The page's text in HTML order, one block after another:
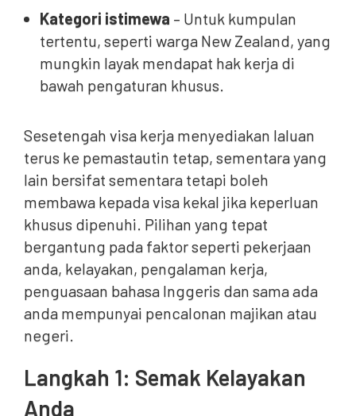
Kategori istimewa – Untuk kumpulan
tertentu, seperti warga New Zealand, yang
mungkin layak mendapat hak kerja di
bawah pengaturan khusus.
Sesetengah visa kerja menyediakan laluan
terus ke pemastautin tetap, sementara yang
lain bersifat sementara tetapi boleh
membawa kepada visa kekal jika keperluan
khusus dipenuhi. Pilihan yang tepat
bergantung pada faktor seperti pekerjaan
anda, kelayakan, pengalaman kerja,
penguasaan bahasa Inggeris dan sama ada
anda mempunyai pencalonan majikan atau
negeri.
Langkah 1: Semak Kelayakan
Anda